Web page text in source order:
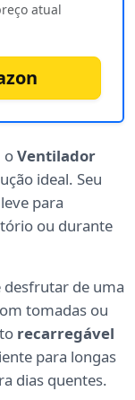
atual
oVentilador
ideal. Seu
para
ou durante
desfrutar de uma
tomadas ou
recarregável
para longas
dias quentes.